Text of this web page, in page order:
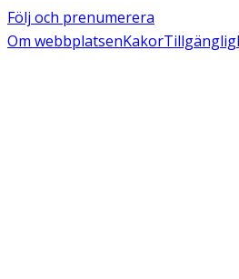
Följ och prenumerera
Om webbplatsenKakor